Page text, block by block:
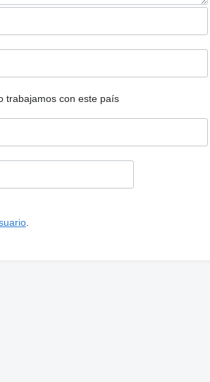
trabajamos con este país
.